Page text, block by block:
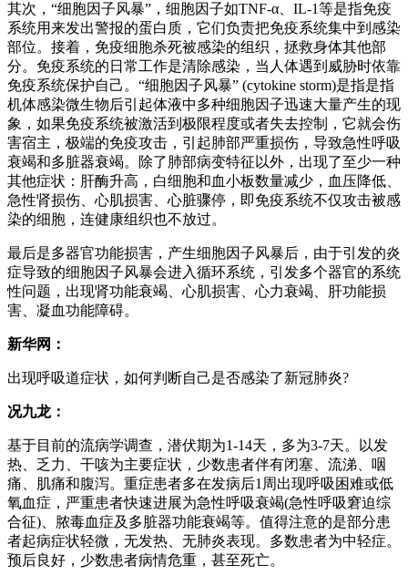
其次，“细胞因子风暴”，细胞因子如TNF-α、IL-1等是指免疫
系统用来发出警报的蛋白质，它们负责把免疫系统集中到感染
部位。接着，免疫细胞杀死被感染的组织，拯救身体其他部
分。免疫系统的日常工作是清除感染，当人体遇到威胁时依靠
免疫系统保护自己。“细胞因子风暴” (cytokine storm)是指是指
机体感染微生物后引起体液中多种细胞因子迅速大量产生的现
象，如果免疫系统被激活到极限程度或者失去控制，它就会伤
害宿主，极端的免疫攻击，引起肺部严重损伤，导致急性呼吸
衰竭和多脏器衰竭。除了肺部病变特征以外，出现了至少一种
其他症状：肝酶升高，白细胞和血小板数量减少，血压降低、
急性肾损伤、心肌损害、心脏骤停，即免疫系统不仅攻击被感
染的细胞，连健康组织也不放过。
最后是多器官功能损害，产生细胞因子风暴后，由于引发的炎
症导致的细胞因子风暴会进入循环系统，引发多个器官的系统
性问题，出现肾功能衰竭、心肌损害、心力衰竭、肝功能损
害、凝血功能障碍。
新华网：
出现呼吸道症状，如何判断自己是否感染了新冠肺炎?
况九龙：
基于目前的流病学调查，潜伏期为1-14天，多为3-7天。以发
热、乏力、干咳为主要症状，少数患者伴有闭塞、流涕、咽
痛、肌痛和腹泻。重症患者多在发病后1周出现呼吸困难或低
氧血症，严重患者快速进展为急性呼吸衰竭(急性呼吸窘迫综
合征)、脓毒血症及多脏器功能衰竭等。值得注意的是部分患
者起病症状轻微，无发热、无肺炎表现。多数患者为中轻症。
预后良好，少数患者病情危重，甚至死亡。